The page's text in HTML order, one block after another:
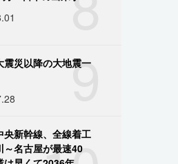
9
震災以降の大地震一
央新幹線、全線着工
名古屋が最速40